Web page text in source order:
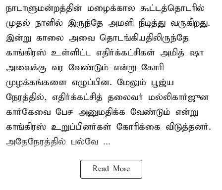
நாடாளுமன்றத்தின் மழைக்கால கூட்டத்தொடரில்
முதல் நாளில் இருந்தே அமளி நீடித்து வருகிறது.
இன்று காலை அவை தொடங்கியதிலிருந்தே
காங்கிரஸ் உள்ளிட்ட எதிர்க்கட்சிகள் அமித் ஷா
அவைக்கு வர வேண்டும் என்று கோரி
முழக்கங்களை எழுப்பின. மேலும் பூஜ்ய
நேரத்தில், எதிர்க்கட்சித் தலைவர் மல்லிகார்ஜுன
கார்கேவை பேச அனுமதிக்க வேண்டும் என்று
காங்கிரஸ் உறுப்பினர்கள் கோரிக்கை விடுத்தனர்.
அதேநேரத்தில் பல்வே ...
Read More